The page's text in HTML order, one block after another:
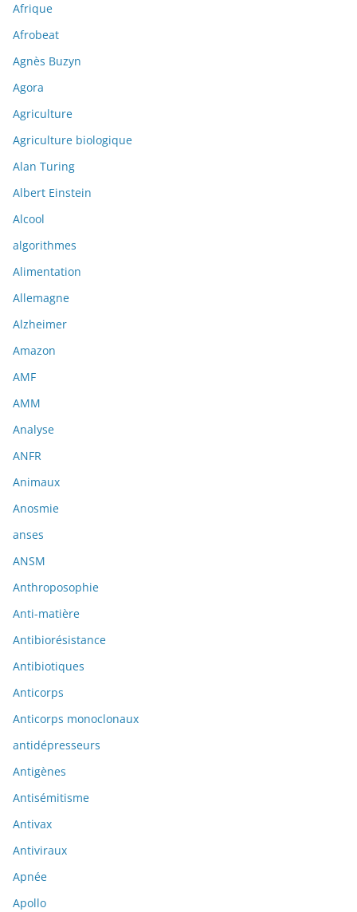
Afrique
Afrobeat
Agnès Buzyn
Agora
Agriculture
Agriculture biologique
Alan Turing
Albert Einstein
Alcool
algorithmes
Alimentation
Allemagne
Alzheimer
Amazon
AMF
AMM
Analyse
ANFR
Animaux
Anosmie
anses
ANSM
Anthroposophie
Anti-matière
Antibiorésistance
Antibiotiques
Anticorps
Anticorps monoclonaux
antidépresseurs
Antigènes
Antisémitisme
Antivax
Antiviraux
Apnée
Apollo